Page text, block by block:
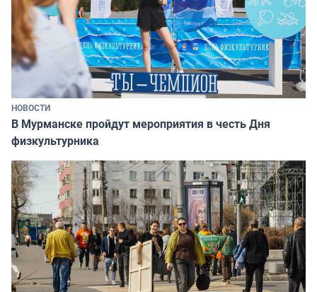
НОВОСТИ
В Мурманске пройдут мероприятия в честь Дня
физкультурника